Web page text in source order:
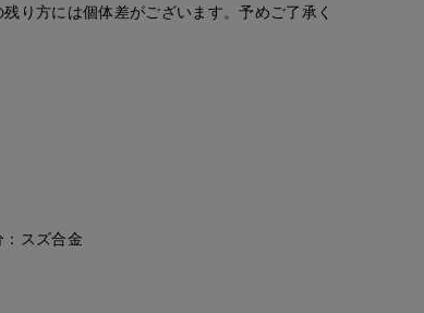
り方には個体差がございます。予めご了承く
スズ合金